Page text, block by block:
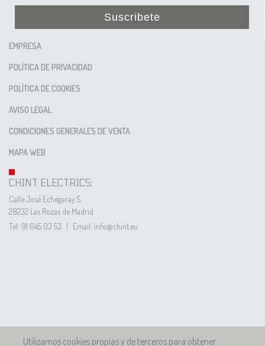
Utilizamos cookies propias y de terceros para obtener
Suscribete
EMPRESA
POLÍTICA DE PRIVACIDAD
POLÍTICA DE COOKIES
AVISO LEGAL
CONDICIONES GENERALES DE VENTA
MAPA WEB
CHINT ELECTRICS:
Calle José Echegaray 5.
28232 Las Rozas de Madrid
Tel: 91 645 03 53 | Email: info@chint.eu